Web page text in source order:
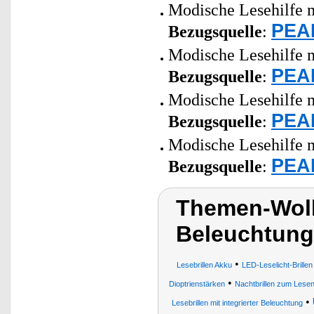
Modische Lesehilfe
Bezugsquelle:
Modische Lesehilfe
Bezugsquelle:
Modische Lesehilfe
Bezugsquelle:
Modische Lesehilfe
Bezugsquelle:
Themen-
Beleuchtung
Lesebrillen Akku • LED-Leselicht-Brillen
Dioptrienstärken• Nachtbrillen zum Lesen
Lesebrillen mit integrierter Beleuchtung•